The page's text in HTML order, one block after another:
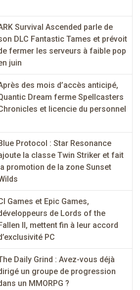
Survival Ascended parle de
DLC Fantastic Tames et prévoit
fermer les serveurs à faible pop
juin
des mois d’accès anticipé,
Dream ferme Spellcasters
et licencie du personnel
Protocol : Star Resonance
la classe Twin Striker et fait
promotion de la zone Sunset
Games et Epic Games,
de Lords of the
II, mettent fin à leur accord
PC
Daily Grind : Avez-vous déjà
un groupe de progression
un MMORPG ?